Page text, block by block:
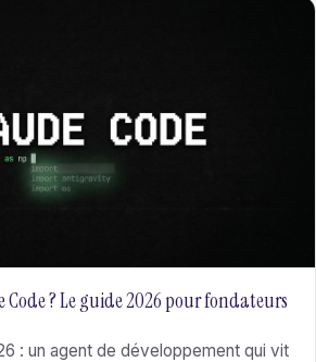
Code ? Le guide 2026 pour fondateurs
: un agent de développement qui vit